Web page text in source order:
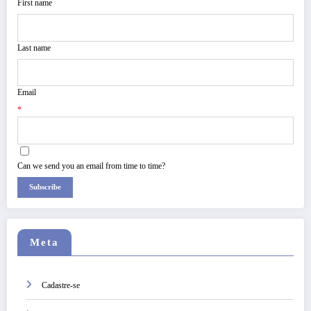
First name
Last name
Email
*
Can we send you an email from time to time?
Subscribe
Meta
Cadastre-se